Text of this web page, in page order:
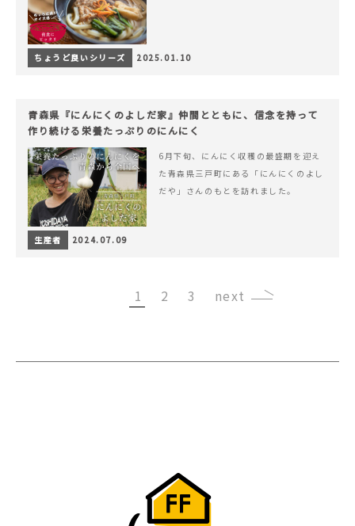
ちょうど良いシリーズ 2025.01.10
青森県『にんにくのよしだ家』仲間とともに、信念を持って
作り続ける栄養たっぷりのにんにく
6月下旬、にんにく収穫の最盛期を迎え
た青森県三戸町にある「にんにくのよし
だや」さんのもとを訪れました。
生産者 2024.07.09
1 2 3 ›